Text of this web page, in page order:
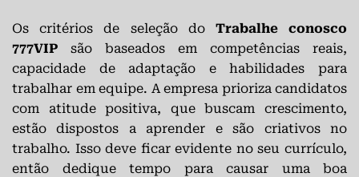
Os critérios de seleção do Trabalhe conosco
777VIP são baseados em competências reais,
capacidade de adaptação e habilidades para
trabalhar em equipe. A empresa prioriza candidatos
com atitude positiva, que buscam crescimento,
estão dispostos a aprender e são criativos no
trabalho. Isso deve ficar evidente no seu currículo,
então dedique tempo para causar uma boa